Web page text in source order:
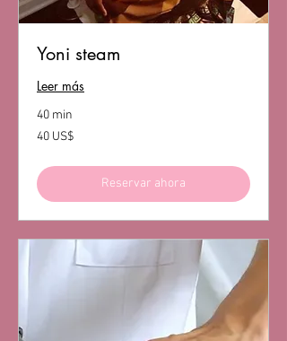
Yoni steam
Leer más
40 min
40
dólares
40 US$
Reservar ahora